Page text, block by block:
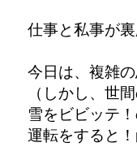
仕事と私事が
今日は、複雑
（しかし、世
雪をビビッテ
運転をすると